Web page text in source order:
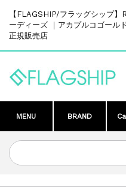
【FLAGSHIP/フラッグシップ
ーディーズ ｜アカプルコゴール
正規販売店
MENU BRAND